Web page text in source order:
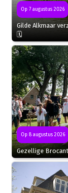
Op 7 augustus 2026
Gilde Alkmaar
🗓
Op 8 augustus 2026
Gezellige